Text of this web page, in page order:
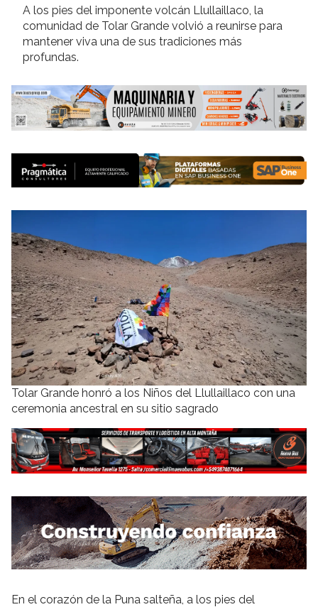
A los pies del imponente volcán Llullaillaco, la
comunidad de Tolar Grande volvió a reunirse para
mantener viva una de sus tradiciones más
profundas.
Tolar Grande honró a los Niños del Llullaillaco con una
ceremonia ancestral en su sitio sagrado
En el corazón de la Puna salteña, a los pies del